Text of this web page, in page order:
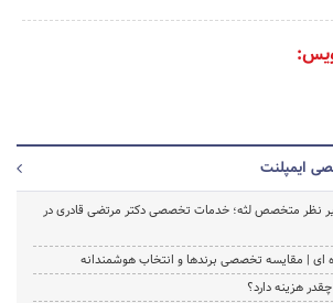
ایمپلنت
نظر متخصص لثه؛ خدمات تخصصی دکتر مرتضی قادری در
ای | مقایسه تخصصی برندها و انتخاب هوشمندانه
هزینه دارد؟